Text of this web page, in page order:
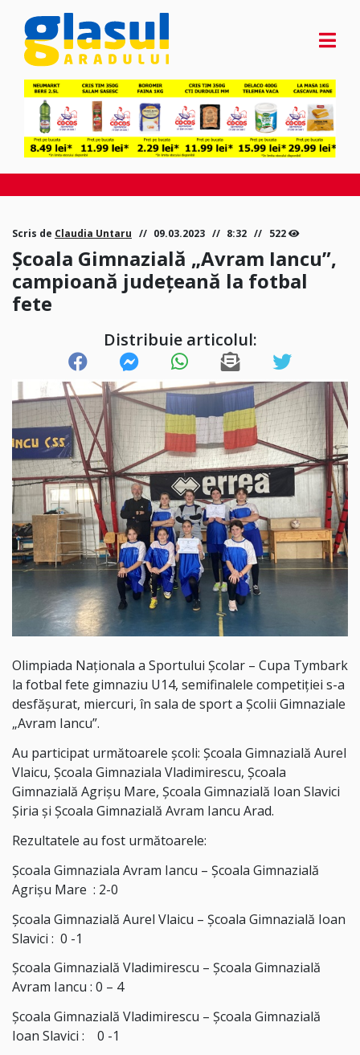
Scris de Claudia Untaru 09.03.2023 8:32 522
Școala Gimnazială „Avram Iancu”,
campioană județeană la fotbal
fete
Distribuie articolul:
Olimpiada Naționala a Sportului Școlar – Cupa Tymbark
la fotbal fete gimnaziu U14, semifinalele competiției s-a
desfășurat, miercuri, în sala de sport a Școlii Gimnaziale
„Avram Iancu”.
Au participat următoarele școli: Școala Gimnazială Aurel
Vlaicu, Școala Gimnaziala Vladimirescu, Școala
Gimnazială Agrișu Mare, Școala Gimnazială Ioan Slavici
Șiria și Școala Gimnazială Avram Iancu Arad.
Rezultatele au fost următoarele:
Școala Gimnaziala Avram Iancu – Școala Gimnazială
Agrișu Mare : 2-0
Școala Gimnazială Aurel Vlaicu – Școala Gimnazială Ioan
Slavici : 0 -1
Școala Gimnazială Vladimirescu – Școala Gimnazială
Avram Iancu : 0 – 4
Școala Gimnazială Vladimirescu – Școala Gimnazială
Ioan Slavici : 0 -1